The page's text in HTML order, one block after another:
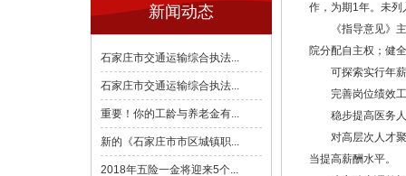
新闻动态
石家庄市交通运输综合执法...
石家庄市交通运输综合执法...
重要！你的工龄与养老金有...
新的《石家庄市市区城镇职...
2018年五险一金将迎来5个...
作，为期1年。未
《指导意见》
院分配自主权；健
可探索实行年
完善岗位绩效
稳步提高医务
对高层次人才
当提高薪酬水平。